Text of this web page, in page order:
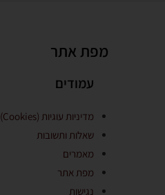
מפת אתר
עמודים
מדיניות עוגיות (Cookies)
שאלות ותשובות
מאמרים
מפת אתר
נגישות